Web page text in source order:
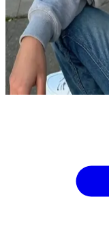
تراه يدخن كعادته.
\n هو أصغر منك بسنة واحدة ويدخن بكثرة، تقترب منه وتسأله "لماذا
تدخن؟". \n ينظر إليك ويجيبك بلا مبالاة مع هزة كتف، لكن الجو
Show more